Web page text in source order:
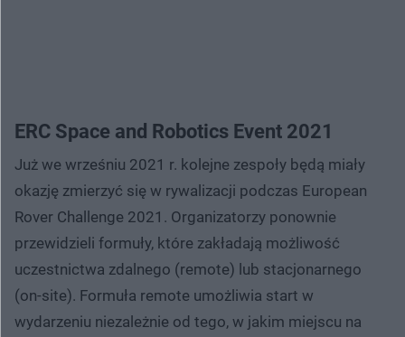
ERC Space and Robotics Event 2021
Już we wrześniu 2021 r. kolejne zespoły będą miały
okazję zmierzyć się w rywalizacji podczas European
Rover Challenge 2021. Organizatorzy ponownie
przewidzieli formuły, które zakładają możliwość
uczestnictwa zdalnego (remote) lub stacjonarnego
(on-site). Formuła remote umożliwia start w
wydarzeniu niezależnie od tego, w jakim miejscu na